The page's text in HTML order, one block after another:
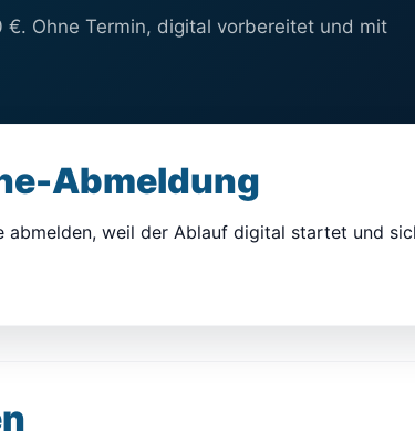
Ohne Termin, digital vorbereitet und mit
Abmeldung
weil der Ablauf digital startet und